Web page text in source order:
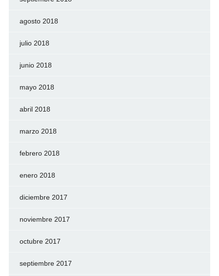
agosto 2018
julio 2018
junio 2018
mayo 2018
abril 2018
marzo 2018
febrero 2018
enero 2018
diciembre 2017
noviembre 2017
octubre 2017
septiembre 2017